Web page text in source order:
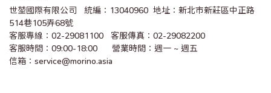
世堃國際有限公司   統編：13040960  地址：新北市新莊區中正路
514巷105弄68號
客服專線：02-29081100   客服傳真：02-29082200
客服時間：09:00-18:00      營業時間：週一 ~ 週五
信箱：service@morino.asia